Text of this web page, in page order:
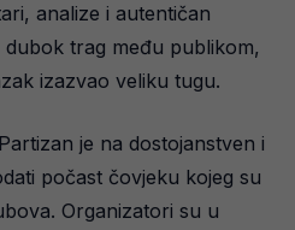
analize i autentičan
trag među publikom,
izazvao veliku tugu.
je na dostojanstven i
počast čovjeku kojeg su
Organizatori su u